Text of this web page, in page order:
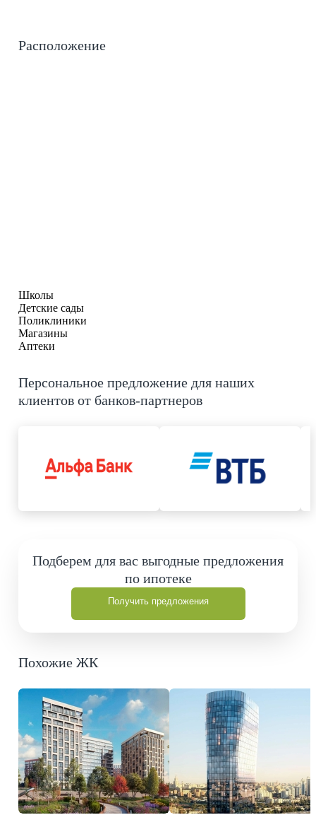
Расположение
Школы
Детские сады
Поликлиники
Магазины
Аптеки
Персональное предложение для наших
клиентов от банков-партнеров
Подберем для вас выгодные предложения
по ипотеке
Получить предложения
Похожие ЖК